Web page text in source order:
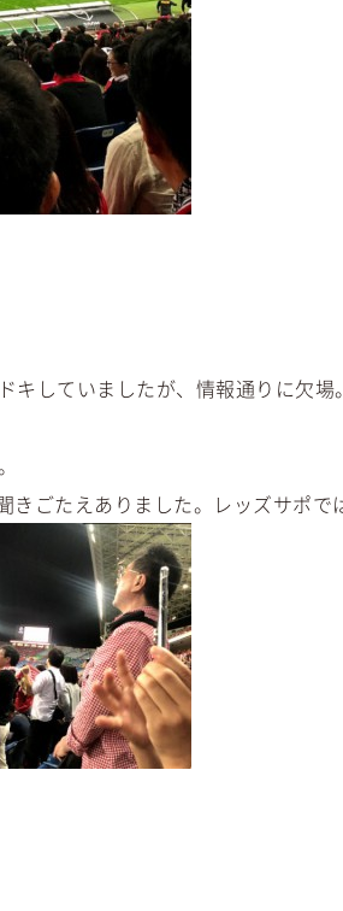
していましたが、情報通りに欠場。
きごたえありました。レッズサポ